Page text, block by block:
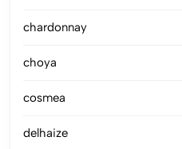
chardonnay
choya
cosmea
delhaize